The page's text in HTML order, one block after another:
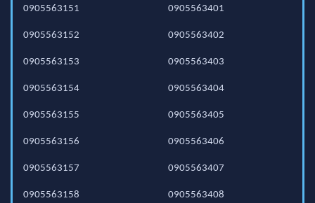
0905563151
0905563152
0905563153
0905563154
0905563155
0905563156
0905563157
0905563158
0905563401
0905563402
0905563403
0905563404
0905563405
0905563406
0905563407
0905563408